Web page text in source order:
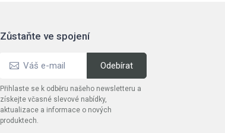
Zůstaňte ve spojení
Přihlaste se k odběru našeho newsletteru a
získejte včasné slevové nabídky,
aktualizace a informace o nových
produktech.